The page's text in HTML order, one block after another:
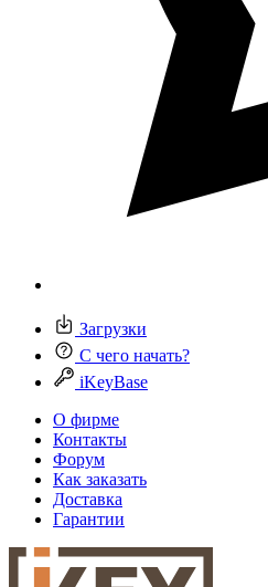
Загрузки
С чего начать?
iKeyBase
О фирме
Контакты
Форум
Как заказать
Доставка
Гарантии